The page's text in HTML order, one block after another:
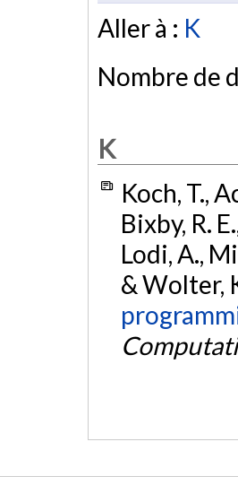
Aller à : K
Nombre de
K
Koch, T.,
Bixby, R.
Lodi, A.,
& Wolter,